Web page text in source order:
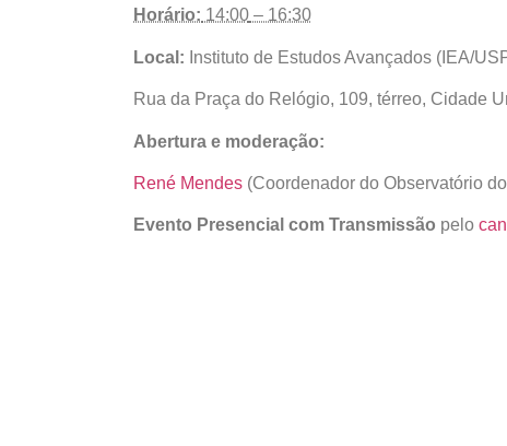
Horário: 14:00 – 16:30
Local: Instituto de Estudos Avançados ( IEA/
Rua da Praça do Relógio, 109, térreo, Cidade
Abertura e moderação:
René Mendes (Coordenador do Observatório
Evento Presencial com Transmissão pelo